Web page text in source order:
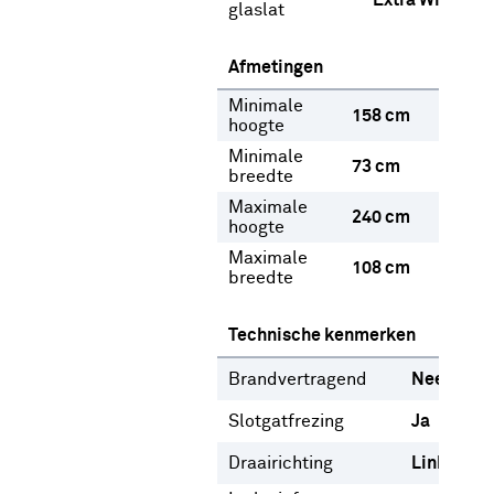
glaslat
Afmetingen
Minimale
hoogte
158 cm
Minimale
breedte
73 cm
Maximale
hoogte
240 cm
Maximale
breedte
108 cm
Technische kenmerken
Brandvertragend Nee
Slotgatfrezing Ja
Draairichting Links